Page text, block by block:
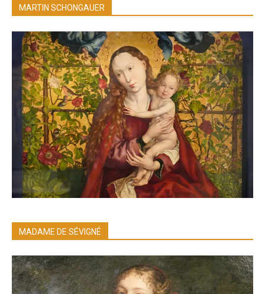
MARTIN SCHONGAUER
MADAME DE SÉVIGNÉ